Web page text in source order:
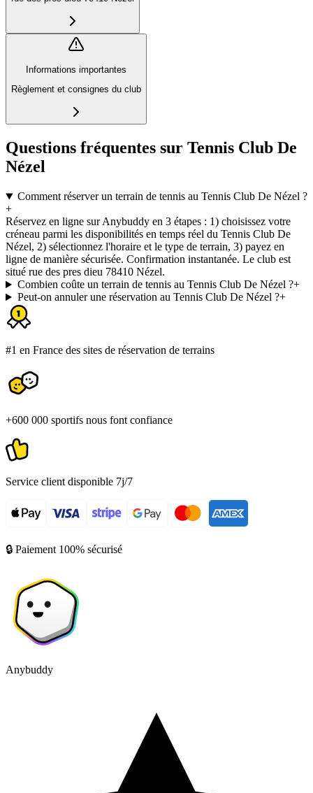
Informations importantes
Règlement et consignes du club
Questions fréquentes sur Tennis Club De
Nézel
Comment réserver un terrain de tennis au Tennis Club De Nézel ?
+
Réservez en ligne sur Anybuddy en 3 étapes : 1) choisissez votre
créneau parmi les disponibilités en temps réel du Tennis Club De
Nézel, 2) sélectionnez l'horaire et le type de terrain, 3) payez en
ligne de manière sécurisée. Confirmation instantanée. Le club est
situé rue des pres dieu 78410 Nézel.
Combien coûte un terrain de tennis au Tennis Club De Nézel ?+
Peut-on annuler une réservation au Tennis Club De Nézel ?+
#1 en France des sites de réservation de terrains
+600 000 sportifs nous font confiance
Service client disponible 7j/7
🔒 Paiement 100% sécurisé
Anybuddy